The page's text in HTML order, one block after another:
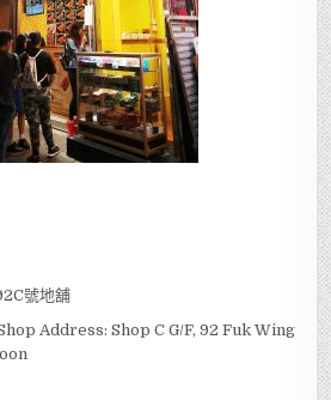
號地舖
Address: Shop C G/F, 92 Fuk Wing